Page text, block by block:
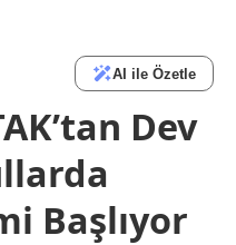
AI ile Özetle
Dev
Başlıyor